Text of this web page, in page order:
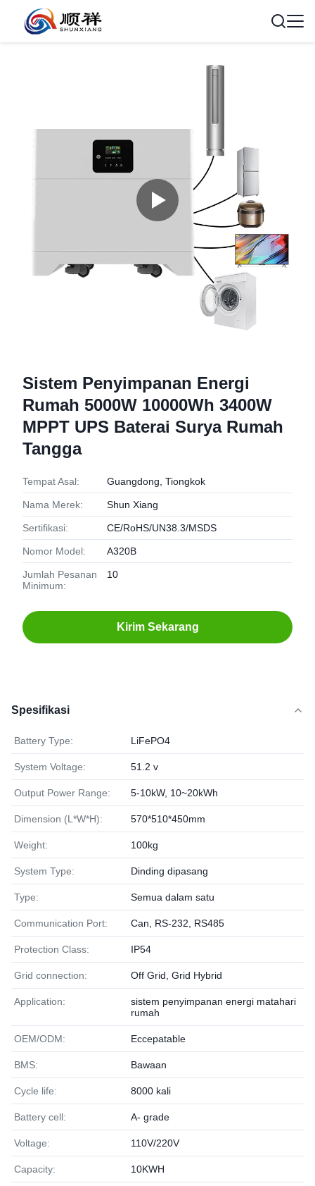
Sistem Penyimpanan Energi
Rumah 5000W 10000Wh 3400W
MPPT UPS Baterai Surya Rumah
Tangga
Tempat Asal: Guangdong, Tiongkok
Nama Merek: Shun Xiang
Sertifikasi: CE/RoHS/UN38.3/MSDS
Nomor Model: A320B
Jumlah Pesanan
Minimum:
10
Kirim Sekarang
Spesifikasi
Battery Type: LiFePO4
System Voltage: 51.2 v
Output Power Range: 5-10kW, 10~20kWh
Dimension (L*W*H): 570*510*450mm
Weight: 100kg
System Type: Dinding dipasang
Type: Semua dalam satu
Communication Port: Can, RS-232, RS485
Protection Class: IP54
Grid connection: Off Grid, Grid Hybrid
Application:
sistem penyimpanan energi matahari
rumah
OEM/ODM: Eccepatable
BMS: Bawaan
Cycle life: 8000 kali
Battery cell: A- grade
Voltage: 110V/220V
Capacity: 10KWH